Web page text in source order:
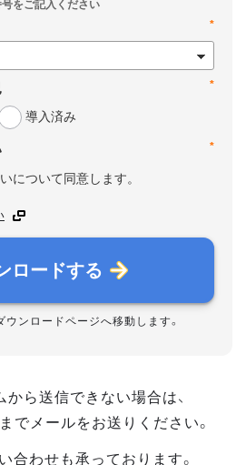
*
*
導入済み
*
について同意します。
ロードする
ウンロードページへ移動します。
ら送信できない場合は、
までメールをお送りください。
合わせも承っております。